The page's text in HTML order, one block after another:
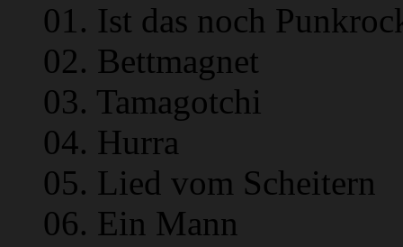
01. Ist das noch
02. Bettmagnet
03. Tamagotchi
04. Hurra
05. Lied vom Scheitern
06. Ein Mann